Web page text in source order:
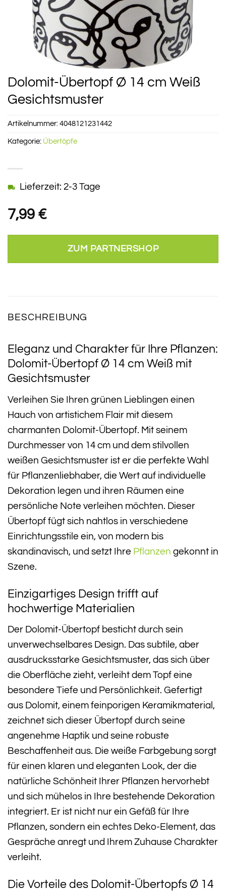
Dolomit-Übertopf Ø 14 cm Weiß
Gesichtsmuster
7,99 €
Lieferzeit: 2-3 Tage
ZUM PARTNERSHOP
Artikelnummer: 4048121231442
Kategorie: Übertöpfe
BESCHREIBUNG
Eleganz und Charakter für Ihre Pflanzen:
Dolomit-Übertopf Ø 14 cm Weiß mit
Gesichtsmuster
Verleihen Sie Ihren grünen Lieblingen einen
Hauch von artistichem Flair mit diesem
charmanten Dolomit-Übertopf. Mit seinem
Durchmesser von 14 cm und dem stilvollen
weißen Gesichtsmuster ist er die perfekte Wahl
für Pflanzenliebhaber, die Wert auf individuelle
Dekoration legen und ihren Räumen eine
persönliche Note verleihen möchten. Dieser
Übertopf fügt sich nahtlos in verschiedene
Einrichtungsstile ein, von modern bis
skandinavisch, und setzt Ihre Pflanzen gekonnt in
Szene.
Einzigartiges Design trifft auf
hochwertige Materialien
Der Dolomit-Übertopf besticht durch sein
unverwechselbares Design. Das subtile, aber
ausdrucksstarke Gesichtsmuster, das sich über
die Oberfläche zieht, verleiht dem Topf eine
besondere Tiefe und Persönlichkeit. Gefertigt
aus Dolomit, einem feinporigen Keramikmaterial,
zeichnet sich dieser Übertopf durch seine
angenehme Haptik und seine robuste
Beschaffenheit aus. Die weiße Farbgebung sorgt
für einen klaren und eleganten Look, der die
natürliche Schönheit Ihrer Pflanzen hervorhebt
und sich mühelos in Ihre bestehende Dekoration
integriert. Er ist nicht nur ein Gefäß für Ihre
Pflanzen, sondern ein echtes Deko-Element, das
Gespräche anregt und Ihrem Zuhause Charakter
verleiht.
Die Vorteile des Dolomit-Übertopfs Ø 14